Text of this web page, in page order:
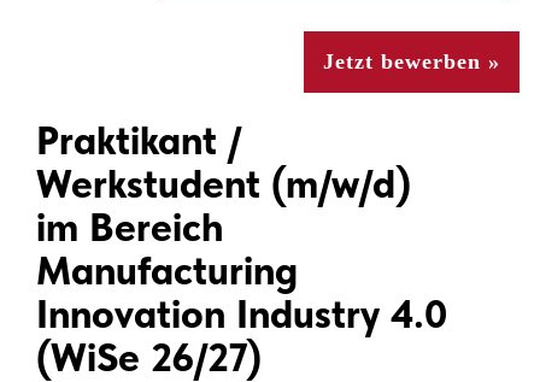
Jetzt bewerben »
Praktikant /
Werkstudent (m/w/d)
im Bereich
Manufacturing
Innovation Industry 4.0
(WiSe 26/27)